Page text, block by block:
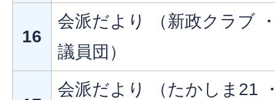
16
会派だより （新政クラブ
議員団）
会派だより （たかしま21